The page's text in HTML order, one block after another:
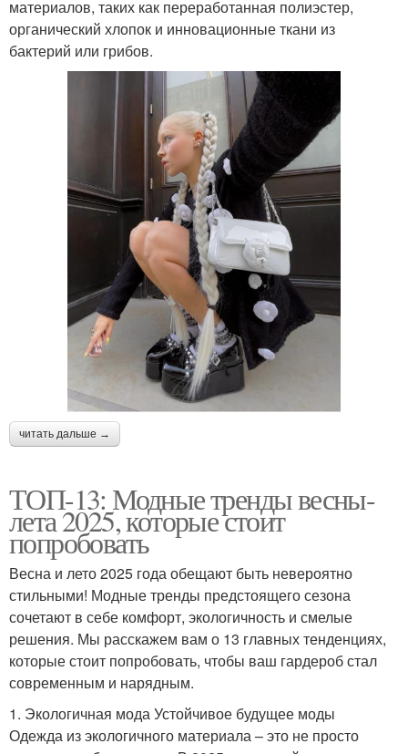
материалов, таких как переработанная полиэстер,
органический хлопок и инновационные ткани из
бактерий или грибов.
читать дальше →
ТОП-13: Модные тренды весны-
лета 2025, которые стоит
попробовать
Весна и лето 2025 года обещают быть невероятно
стильными! Модные тренды предстоящего сезона
сочетают в себе комфорт, экологичность и смелые
решения. Мы расскажем вам о 13 главных тенденциях,
которые стоит попробовать, чтобы ваш гардероб стал
современным и нарядным.
1. Экологичная мода Устойчивое будущее моды
Одежда из экологичного материала – это не просто